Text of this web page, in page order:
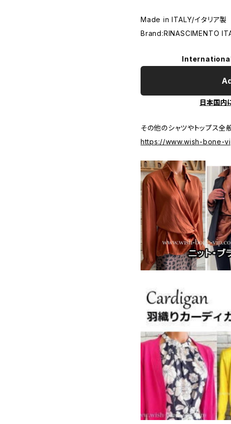
Made in ITALY/イタリア製
Brand:RINASCIMENTO
日本国内
その他のシャツやトップス全
https://www.wish-bone-